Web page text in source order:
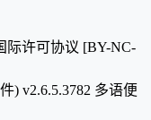
际许可协议 [BY-NC-
) v2.6.5.3782 多语便